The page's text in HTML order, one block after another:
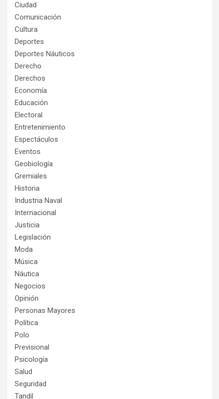
Ciudad
Comunicación
Cultura
Deportes
Deportes Náuticos
Derecho
Derechos
Economía
Educación
Electoral
Entretenimiento
Espectáculos
Eventos
Geobiología
Gremiales
Historia
Industria Naval
Internacional
Justicia
Legislación
Moda
Música
Náutica
Negocios
Opinión
Personas Mayores
Política
Polo
Previsional
Psicología
Salud
Seguridad
Tandil